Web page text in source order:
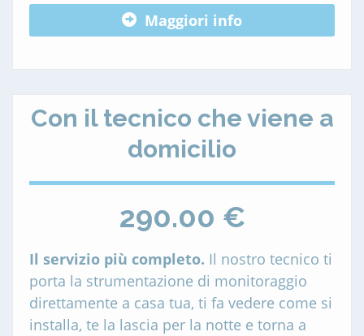
Maggiori info
Con il tecnico che viene a
domicilio
290.00 €
Il servizio più completo. Il nostro tecnico ti
porta la strumentazione di monitoraggio
direttamente a casa tua, ti fa vedere come si
installa, te la lascia per la notte e torna a